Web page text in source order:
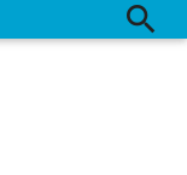
search